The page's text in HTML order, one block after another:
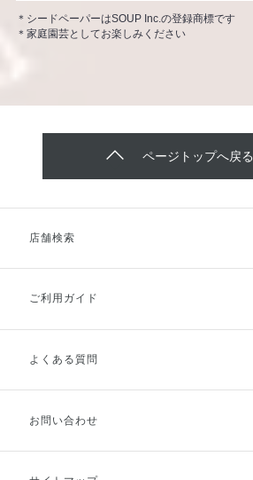
＊シードペーパーはSOUP Inc.の登録商標です
＊家庭園芸としてお楽しみください
ページトップへ戻る
店舗検索
ご利用ガイド
ご利用ガイドトップ
お支払方法
よくある質問
お問い合わせ